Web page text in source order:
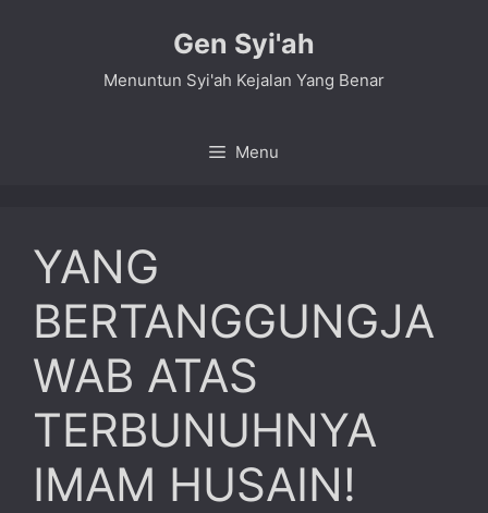
Gen Syi'ah
Menuntun Syi'ah Kejalan Yang Benar
Menu
YANG
BERTANGGUNGJA
WAB ATAS
TERBUNUHNYA
IMAM HUSAIN!